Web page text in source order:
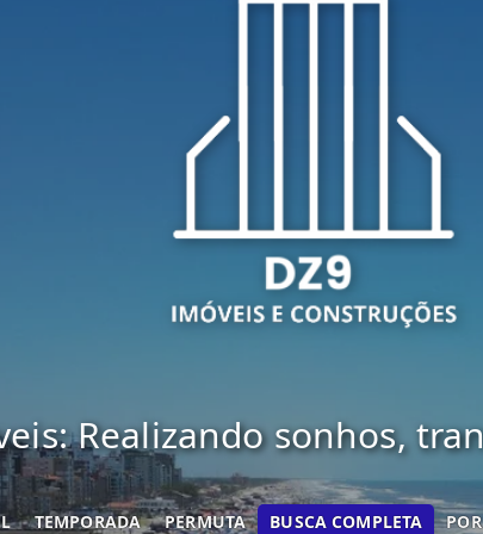
Realizando sonhos,
TEMPORADA PERMUTA BUSCA COMPLETA